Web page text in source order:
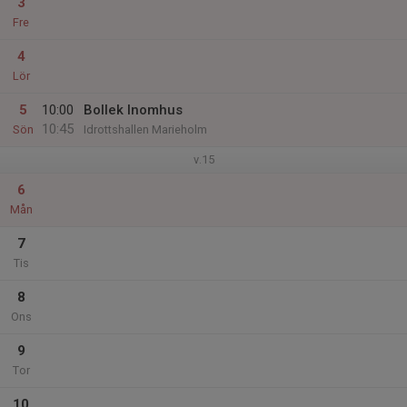
Fre
4
Lör
5
Sön
10:00
10:45
Bollek Inomhus
Idrottshallen Marieholm
v.15
6
Mån
7
Tis
8
Ons
9
Tor